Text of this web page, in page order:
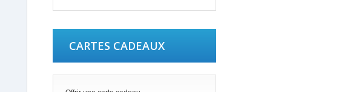
CARTES CADEAUX